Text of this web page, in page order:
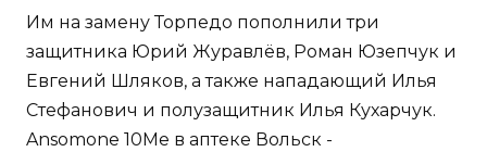
Им на замену Торпедо пополнили три
защитника Юрий Журавлёв, Роман Юзепчук и
Евгений Шляков, а также нападающий Илья
Стефанович и полузащитник Илья Кухарчук.
Ansomone 10Me в аптеке Вольск -